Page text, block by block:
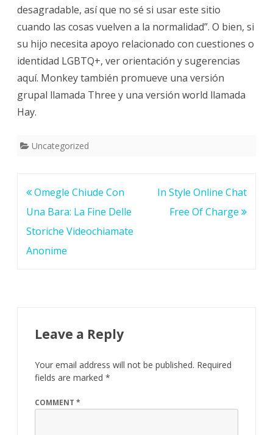
desagradable, así que no sé si usar este sitio
cuando las cosas vuelven a la normalidad”. O bien, si
su hijo necesita apoyo relacionado con cuestiones o
identidad LGBTQ+, ver orientación y sugerencias
aquí. Monkey también promueve una versión
grupal llamada Three y una versión world llamada
Hay.
Uncategorized
Post
navigation
Omegle Chiude Con
Una Bara: La Fine Delle
Storiche Videochiamate
Anonime
In Style Online Chat
Free Of Charge
Leave a Reply
Your email address will not be published. Required
fields are marked *
COMMENT *